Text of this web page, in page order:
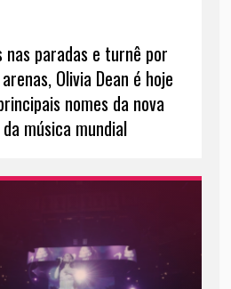
nas paradas e turnê por
Olivia Dean é hoje
nomes da nova
música mundial